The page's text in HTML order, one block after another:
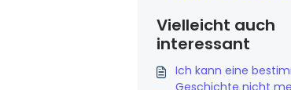
Vielleicht auch
interessant
Ich kann eine
Geschichte nicht